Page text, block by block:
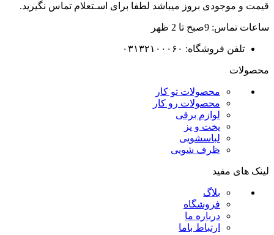
قیمت و موجودی بروز میباشد لطفا برای اسـتعلام تماس نگیرید.
ساعات تماس: 9صبح تا 2 ظهر
تلفن فروشگاه: ۰۳۱۳۲۱۰۰۰۶۰
محصولات
محصولات تو کار
محصولات رو کار
لوازم برقی
پخت و پز
لباسشویی
ظرف شویی
لینک های مفید
بلاگ
فروشگاه
درباره ما
ارتباط باما